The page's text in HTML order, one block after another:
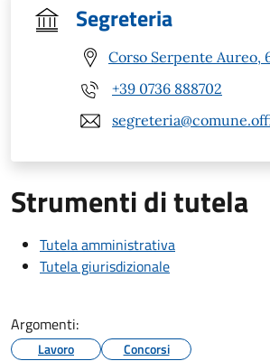
Segreteria
Corso Serpente Aureo,
+39 0736 888702
Strumenti di tutela
Tutela amministrativa
Tutela giurisdizionale
Argomenti:
Lavoro Concorsi